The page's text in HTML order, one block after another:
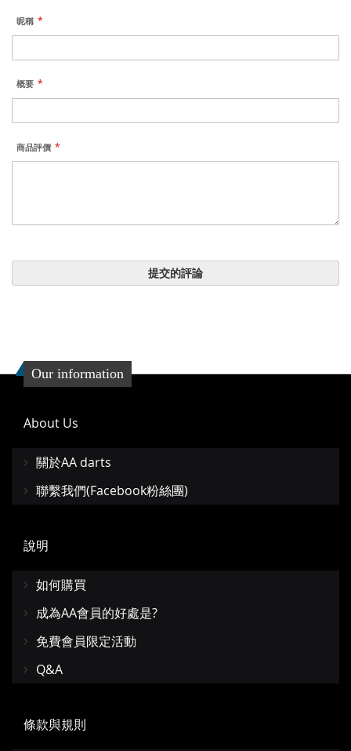
昵稱
概要
商品評價
提交的評論
Our information
About Us
關於AA darts
聯繫我們(Facebook粉絲團)
說明
如何購買
成為AA會員的好處是?
免費會員限定活動
Q&A
條款與規則